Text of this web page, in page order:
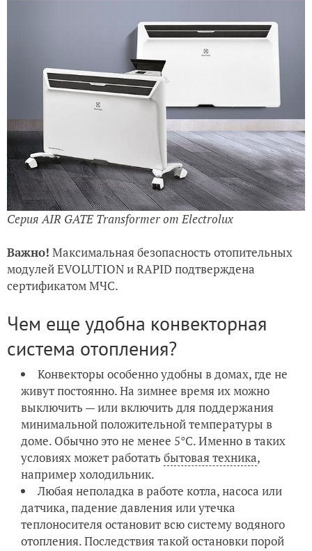
Серия AIR GATE Transformer от Electrolux
Важно! Максимальная безопасность отопительных
модулей EVOLUTION и RAPID подтверждена
сертификатом МЧС.
Чем еще удобна конвекторная
система отопления?
Конвекторы особенно удобны в домах, где не
живут постоянно. На зимнее время их можно
выключить — или включить для поддержания
минимальной положительной температуры в
доме. Обычно это не менее 5°С. Именно в таких
условиях может работать бытовая техника,
например холодильник.
Любая неполадка в работе котла, насоса или
датчика, падение давления или утечка
теплоносителя остановит всю систему водяного
отопления. Последствия такой остановки порой